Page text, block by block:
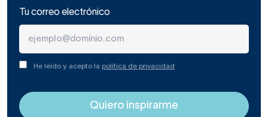
Tu correo electrónico
He leído y acepto la política de privacidad